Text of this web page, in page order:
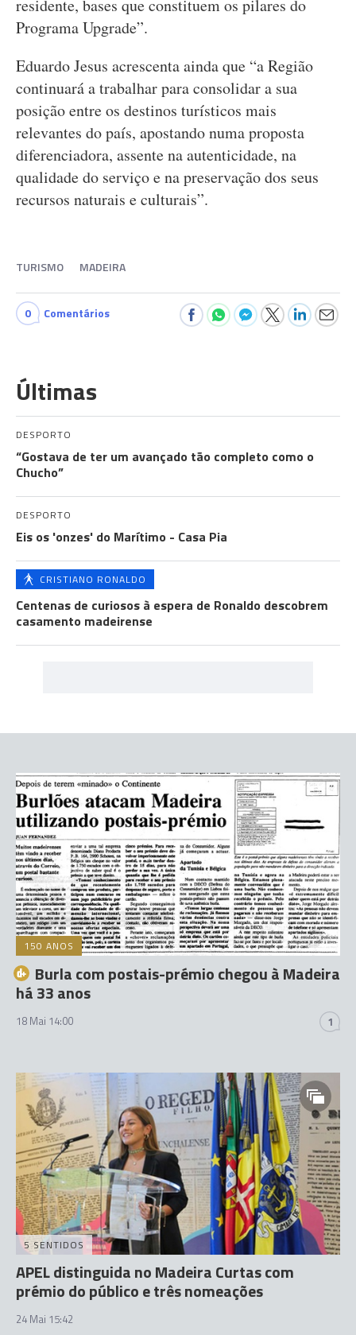
residente, bases que constituem os pilares do
Programa Upgrade”.
Eduardo Jesus acrescenta ainda que “a Região
continuará a trabalhar para consolidar a sua
posição entre os destinos turísticos mais
relevantes do país, apostando numa proposta
diferenciadora, assente na autenticidade, na
qualidade do serviço e na preservação dos seus
recursos naturais e culturais”.
TURISMO MADEIRA
0 Comentários
Últimas
DESPORTO
“Gostava de ter um avançado tão completo como o
Chucho”
DESPORTO
Eis os 'onzes' do Marítimo - Casa Pia
CRISTIANO RONALDO
Centenas de curiosos à espera de Ronaldo descobrem
casamento madeirense
150 ANOS
Burla com postais-prémio chegou à Madeira
há 33 anos
18 Mai 14:00 1
5 SENTIDOS
APEL distinguida no Madeira Curtas com
prémio do público e três nomeações
24 Mai 15:42